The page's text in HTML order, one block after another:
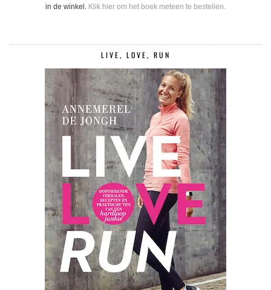
in de winkel. Klik hier om het boek meteen te bestellen.
LIVE, LOVE, RUN